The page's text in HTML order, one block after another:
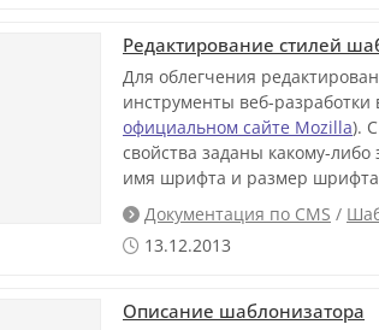
Редактирование стилей
Для облегчения
инструменты веб-
официальном сайте Mozilla).
свойства заданы какому-
имя шрифта и размер
 Документация по CMS /
 13.12.2013
Описание шаблонизатора